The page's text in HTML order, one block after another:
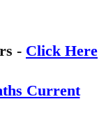
- Click Here
Current